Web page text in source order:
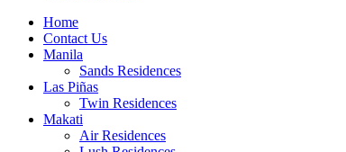
Home
Contact Us
Manila
Sands Residences
Las Piñas
Twin Residences
Makati
Air Residences